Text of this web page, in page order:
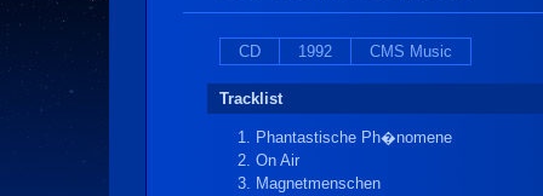
CD 1992 CMS Music
Tracklist
Phantastische Ph�nomene
On Air
Magnetmenschen